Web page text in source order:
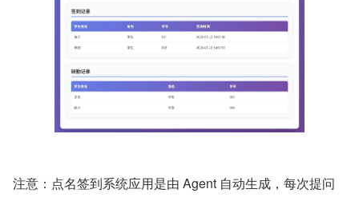
注意：点名签到系统应用是由 Agent 自动生成，每次提问